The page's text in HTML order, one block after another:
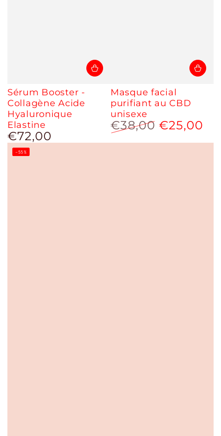
Sérum Booster -
Collagène Acide
Hyaluronique
Elastine
Prix
normal
€72,00
Masque facial
purifiant au CBD
unisexe
Prix
normal
€38,00
de
€25,00
–55%